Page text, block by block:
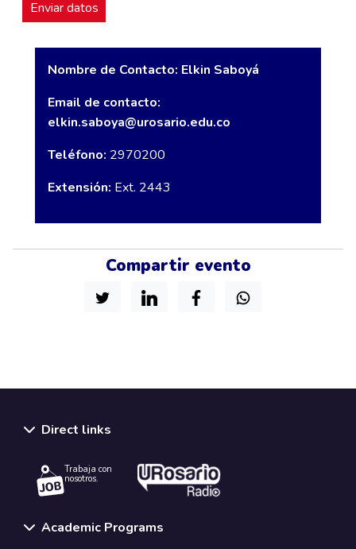
Nombre de Contacto: Elkin Saboyá
Email de contacto:
elkin.saboya@urosario.edu.co
Teléfono: 2970200
Extensión: Ext. 2443
Compartir evento
Direct links
Trabaja con
nosotros.
Academic Programs